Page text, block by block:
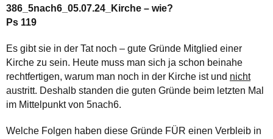
386_5nach6_05.07.24_Kirche – wie?
Ps 119
Es gibt sie in der Tat noch – gute Gründe Mitglied einer
Kirche zu sein. Heute muss man sich ja schon beinahe
rechtfertigen, warum man noch in der Kirche ist und nicht
austritt. Deshalb standen die guten Gründe beim letzten Mal
im Mittelpunkt von 5nach6.
Welche Folgen haben diese Gründe FÜR einen Verbleib in